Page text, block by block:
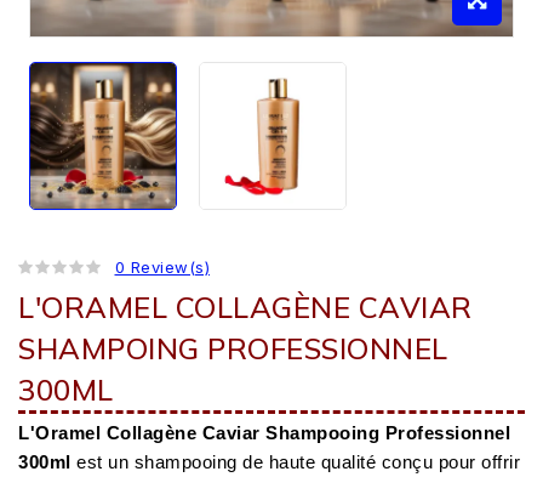
0 Review(s)
L'ORAMEL COLLAGÈNE CAVIAR
SHAMPOING PROFESSIONNEL
300ML
L'Oramel Collagène Caviar Shampooing Professionnel
300ml est un shampooing de haute qualité conçu pour offrir